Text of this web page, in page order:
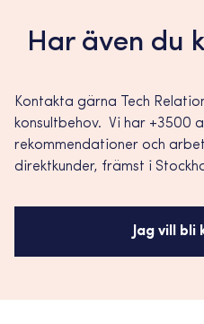
Har även du
Kontakta gärna Tech
konsultbehov. Vi har +3500
rekommendationer och
direktkunder, främst i
Jag vill